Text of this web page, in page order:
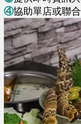
④協助單店或聯